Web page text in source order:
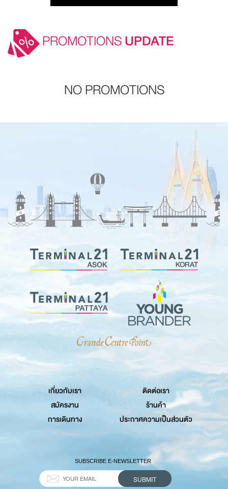
PROMOTIONSUPDATE
NO PROMOTIONS
เกี่ยวกับเรา
ติดต่อเรา
สมัครงาน
ร้านค้า
การเดินทาง
ประกาศความเป็นส่วนตัว
SUBSCRIBE E-NEWSLETTER